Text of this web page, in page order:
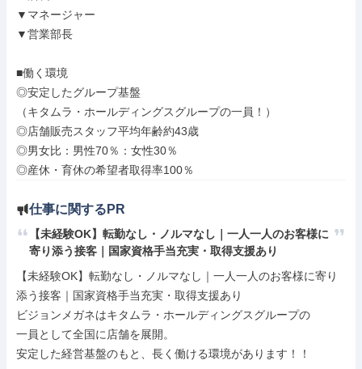
▼マネージャー
▼営業部長
■働く環境
◎安定したグループ基盤
（キタムラ・ホールディングスグループの一員！）
◎店舗販売スタッフ平均年齢約43歳
◎男女比：男性70％：女性30％
◎産休・育休の希望者取得率100％
仕事に関するPR
【未経験OK】転勤なし・ノルマなし｜一人一人のお客様に
寄り添う接客｜国家資格手当充実・取得支援あり
【未経験OK】転勤なし・ノルマなし｜一人一人のお客様に寄り
添う接客｜国家資格手当充実・取得支援あり
ビジョンメガネはキタムラ・ホールディングスグループの
一員として全国に店舗を展開。
安定した経営基盤のもと、長く働ける環境があります！！